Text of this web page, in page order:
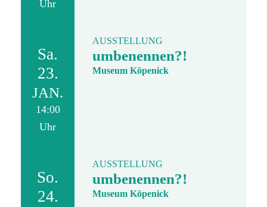
Uhr
Sa.
23.
JAN.
14:00
Uhr
AUSSTELLUNG
umbenennen?!
Museum Köpenick
So.
24.
AUSSTELLUNG
umbenennen?!
Museum Köpenick